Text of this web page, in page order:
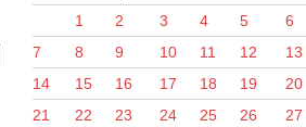
1
2 3 4 5
6
7
8 9 10 11 12
13
14
15 16 17 18 19
20
21
22 23 24 25 26 27